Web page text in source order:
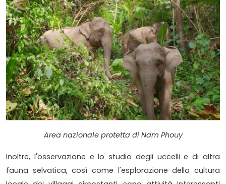
Area nazionale protetta di Nam Phouy
Inoltre, l'osservazione e lo studio degli uccelli e di altra
fauna selvatica, così come l'esplorazione della cultura